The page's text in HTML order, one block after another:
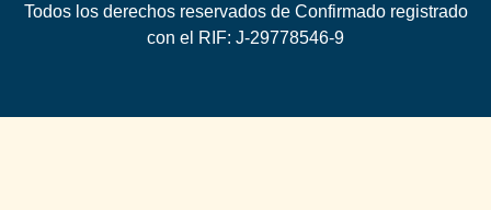
Todos los derechos reservados de Confirmado registrado
con el RIF: J-29778546-9